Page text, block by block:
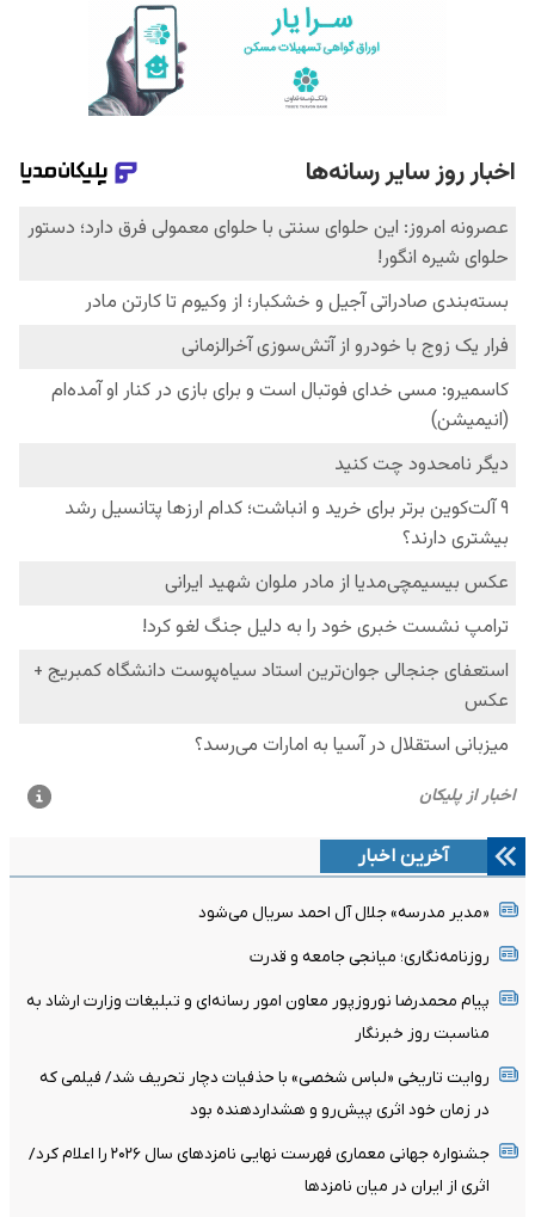
آخرین اخبار
«مدیر مدرسه» جلال آل احمد سریال می‌شود
روزنامه‌نگاری؛ میانجی جامعه و قدرت
پیام محمدرضا نوروزپور معاون امور رسانه‌ای و تبلیغات وزارت ارشاد به
مناسبت روز خبرنگار
روایت تاریخی «لباس شخصی» با حذفیات دچار تحریف شد/ فیلمی که
در زمان خود اثری پیش‌رو و هشداردهنده بود
جشنواره جهانی معماری فهرست نهایی نامزدهای سال ۲۰۲۶ را اعلام کرد/
اثری از ایران در میان نامزدها